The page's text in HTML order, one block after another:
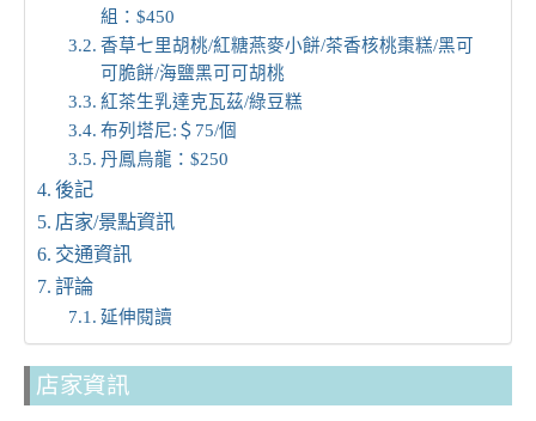
組：$450
香草七里胡桃/紅糖燕麥小餅/茶香核桃棗糕/黑可
可脆餅/海鹽黑可可胡桃
紅茶生乳達克瓦茲/綠豆糕
布列塔尼:＄75/個
丹鳳烏龍：$250
後記
店家/景點資訊
交通資訊
評論
延伸閱讀
店家資訊